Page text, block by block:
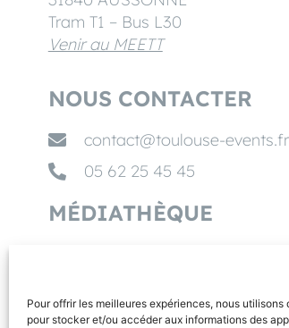
Pour offrir les meilleures expériences, nous
pour stocker et/ou accéder aux informations des
Tram T1 – Bus L30
Venir au MEETT
NOUS CONTACTER
contact@toulouse-events.fr
05 62 25 45 45
MÉDIATHÈQUE